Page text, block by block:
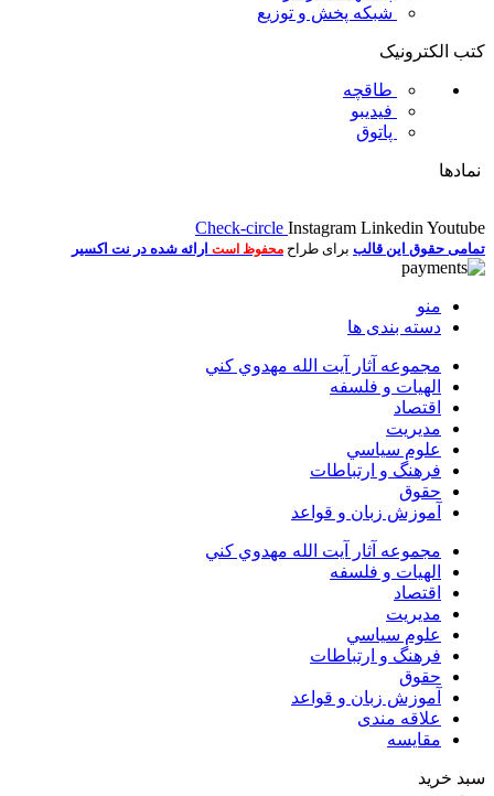
شبکه پخش و توزیع
کتب الکترونیک
طاقچه
فیدیبو
پاتوق
نمادها
Check-circle Instagram Linkedin Youtube
تمامی حقوق این قالب برای طراح محفوظ است ارائه شده در نت اکسیر
منو
دسته بندی ها
مجموعه آثار آيت الله مهدوي كني
الهیات و فلسفه
اقتصاد
مديريت
علوم سياسي
فرهنگ و ارتباطات
حقوق
آموزش زبان و قواعد
مجموعه آثار آيت الله مهدوي كني
الهیات و فلسفه
اقتصاد
مديريت
علوم سياسي
فرهنگ و ارتباطات
حقوق
آموزش زبان و قواعد
علاقه مندی
مقایسه
سبد خرید